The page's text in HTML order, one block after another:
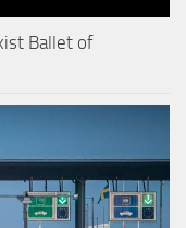
Ballet of